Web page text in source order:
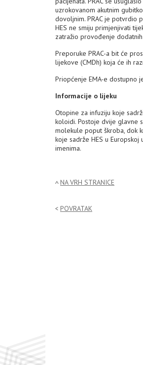
uzrokovanom akutnim
dovoljnim. PRAC je potvrdio
HES ne smiju primjenjivati
zatražio provođenje
Preporuke PRAC-a bit će
lijekove (CMDh) koja će ih
Priopćenje EMA-e dostupno
Informacije o lijeku
Otopine za infuziju koje
koloidi. Postoje dvije glavne
molekule poput škroba, dok
koje sadrže HES u
imenima.
NA VRH STRANICE
POVRATAK